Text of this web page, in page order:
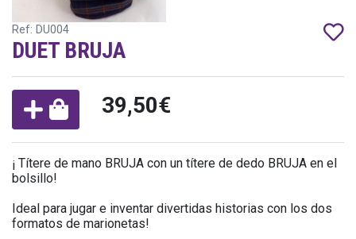
Ref: DU004
DUET BRUJA
39,50€
¡ Títere de mano BRUJA con un títere de dedo BRUJA en el
bolsillo!
Ideal para jugar e inventar divertidas historias con los dos
formatos de marionetas!